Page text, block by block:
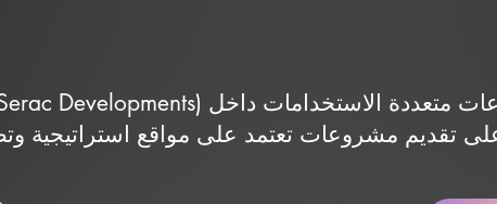
على تقديم مشروعات تعتمد على مواقع استراتيجية